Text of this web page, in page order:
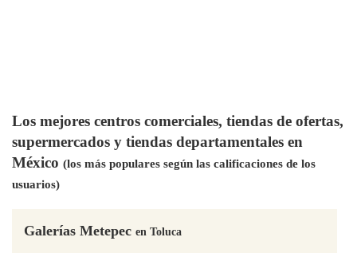
Los mejores centros comerciales, tiendas de ofertas,
supermercados y tiendas departamentales en
México (los más populares según las calificaciones de los
usuarios)
Galerías Metepec en Toluca